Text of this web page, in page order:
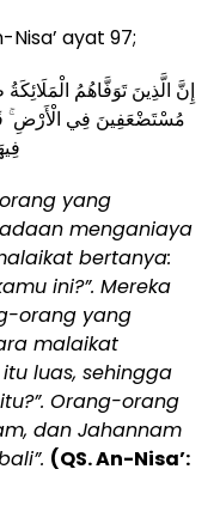
ayat 97;
إِنَّ الَّذِينَ تَوَفَّاهُمُ
مُسْتَضْعَفِينَ فِي الْأَرْضِ
yang
menganiaya
bertanya:
ini?”. Mereka
orang yang
malaikat
luas, sehingga
”. Orang-orang
dan Jahannam
”. (QS. An-Nisa’: